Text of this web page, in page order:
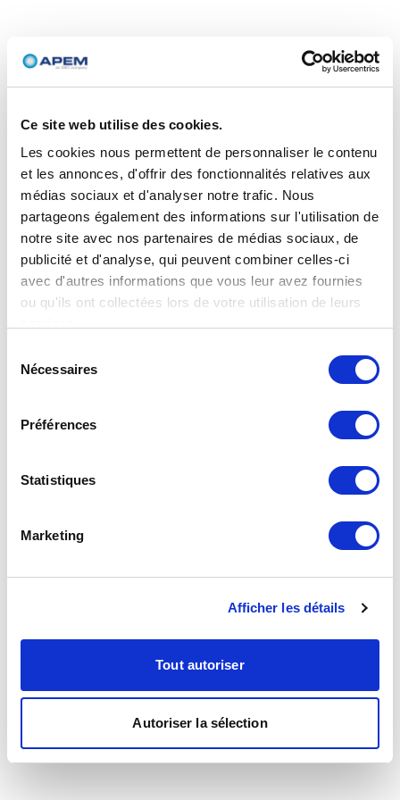
Ce site web utilise des cookies.
Les cookies nous permettent de personnaliser le contenu
et les annonces, d'offrir des fonctionnalités relatives aux
médias sociaux et d'analyser notre trafic. Nous
partageons également des informations sur l'utilisation de
notre site avec nos partenaires de médias sociaux, de
publicité et d'analyse, qui peuvent combiner celles-ci
avec d'autres informations que vous leur avez fournies
ou qu'ils ont collectées lors de votre utilisation de leurs
Nécessaires
Préférences
Statistiques
Marketing
Afficher les détails
Tout autoriser
Autoriser la sélection